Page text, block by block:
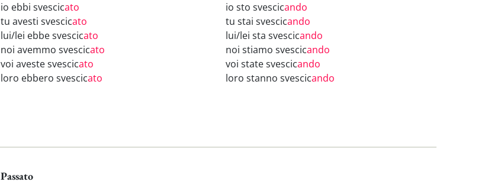
io ebbi svescicato
tu avesti svescicato
lui/lei ebbe svescicato
noi avemmo svescicato
voi aveste svescicato
loro ebbero svescicato
io sto svescicando
tu stai svescicando
lui/lei sta svescicando
noi stiamo svescicando
voi state svescicando
loro stanno svescicando
Passato